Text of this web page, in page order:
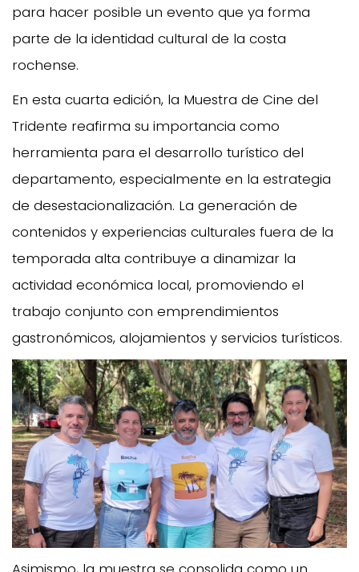
para hacer posible un evento que ya forma
parte de la identidad cultural de la costa
rochense.
En esta cuarta edición, la Muestra de Cine del
Tridente reafirma su importancia como
herramienta para el desarrollo turístico del
departamento, especialmente en la estrategia
de desestacionalización. La generación de
contenidos y experiencias culturales fuera de la
temporada alta contribuye a dinamizar la
actividad económica local, promoviendo el
trabajo conjunto con emprendimientos
gastronómicos, alojamientos y servicios turísticos.